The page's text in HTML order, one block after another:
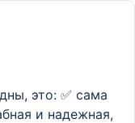
это: ✅ сама
и надежная,